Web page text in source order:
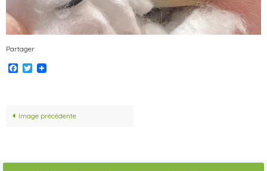
Partager
Facebook
Twitter
Image précédente